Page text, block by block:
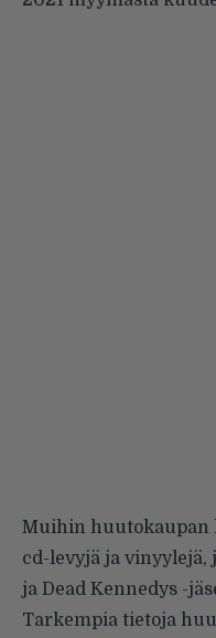
Muihin huutokaupan
cd-levyjä ja vinyylejä,
ja Dead Kennedys -
Tarkempia tietoja